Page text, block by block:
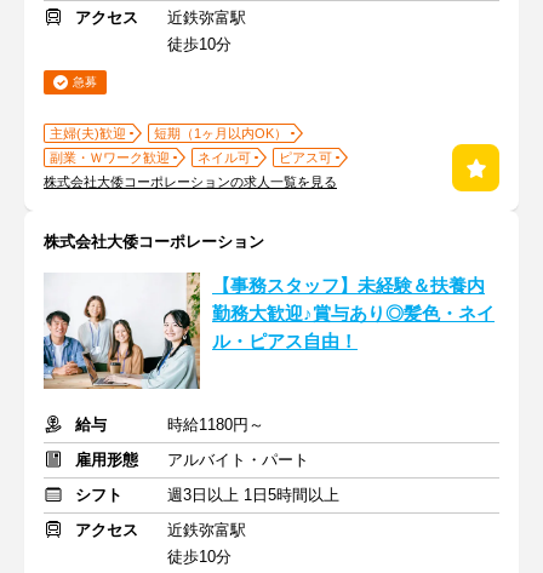
アクセス
近鉄弥富駅
徒歩10分
急募
主婦(夫)歓迎
短期（1ヶ月以内OK）
副業・Ｗワーク歓迎
ネイル可
ピアス可
株式会社大倭コーポレーションの求人一覧を見る
株式会社大倭コーポレーション
【事務スタッフ】未経験＆扶養内
勤務大歓迎♪賞与あり◎髪色・ネイ
ル・ピアス自由！
給与
時給1180円～
雇用形態
アルバイト・パート
シフト
週3日以上 1日5時間以上
アクセス
近鉄弥富駅
徒歩10分